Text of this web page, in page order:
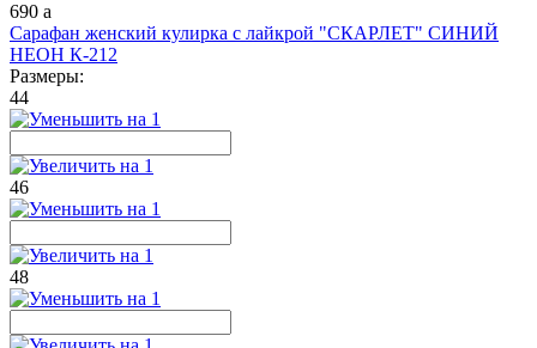
690 a
Сарафан женский кулирка с лайкрой "СКАРЛЕТ" СИНИЙ
НЕОН К-212
Размеры:
44
46
48